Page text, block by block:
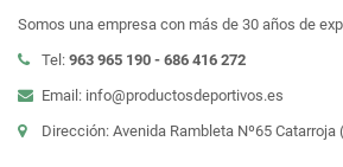
Somos una empresa con más de 30 años de
Tel: 963 965 190 - 686 416 272
Email: info@productosdeportivos.es
Dirección: Avenida Rambleta Nº65 Catarroja